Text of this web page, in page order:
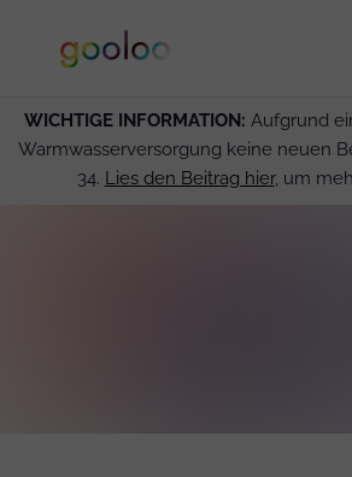
WICHTIGE INFORMATION: Aufgrund
Warmwasserversorgung keine neuen
34. Lies den Beitrag hier, um